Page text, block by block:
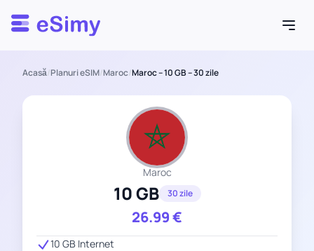
Esimy
Acasă/Planuri eSIM/Maroc/Maroc – 10 GB – 30 zile
Maroc
10 GB 30 zile
26.99€
10 GB Internet